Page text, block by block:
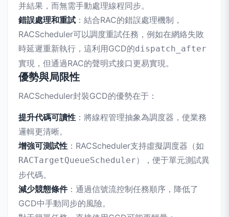
并結果，而無需手動處理線程同步。
錯誤處理和重試 ：結合RAC的錯誤處理機制，
RACScheduler可以調度重試任務，例如在網絡失敗
時延遲重新執行，這利用GCD的dispatch_after
實現，但通過RAC的聲明式接口更易實現。
優勢與局限性
RACScheduler封裝GCD的優勢在于：
提升代碼可讀性 ：將線程管理抽象為調度器，使業務
邏輯更清晰。
增強可測試性 ：RACScheduler支持虛擬調度器（如
RACTargetQueueScheduler），便于單元測試異
步代碼。
減少競態條件：通過信號流控制任務順序，降低了
GCD中手動同步的風險。